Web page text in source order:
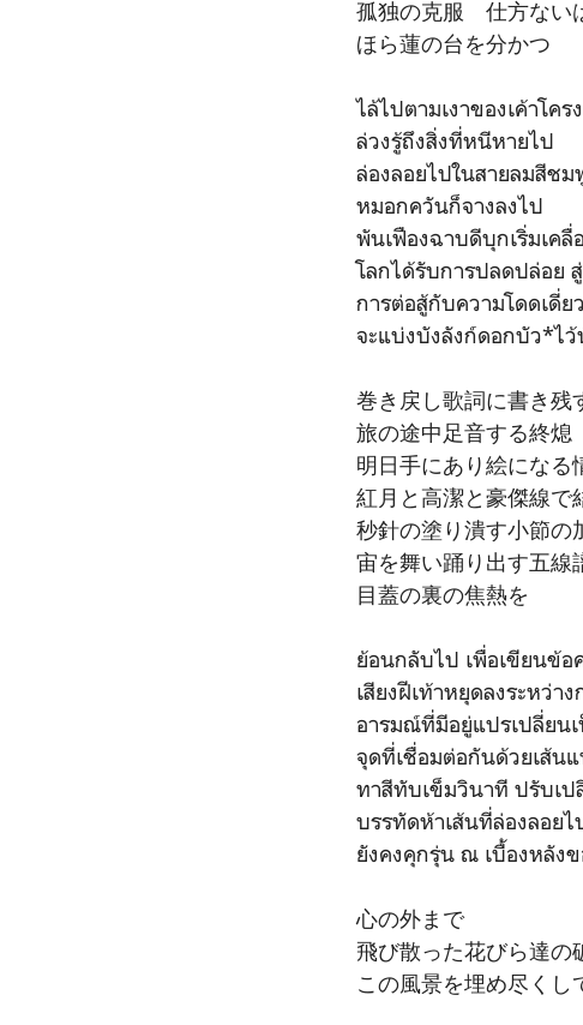
孤独の克服 仕方ない
ほら蓮の台を分かつ
ไล้ไปตามเงาของเค้าโ
ล่วงรู้ถึงสิ่งที่หนีหายไป
ล่องลอยไปในสายลมสีชม
หมอกควันก็จางลงไป
พันเฟืองฉาบดีบุกเริ่มเคลื่
โลกได้รับการปลดปล่อย
การต่อสู้กับความโดดเดี่ย
จะแบ่งบังลังก์ดอกบัว*ไ
巻き戻し歌詞に書き残
旅の途中足音する終熄
明日手にあり絵になる
紅月と高潔と豪傑線で
秒針の塗り潰す小節の
宙を舞い踊り出す五線
目蓋の裏の焦熱を
ย้อนกลับไป เพื่อเขียนข้อ
เสียงฝีเท้าหยุดลงระหว่าง
อารมณ์ที่มีอยู่แปรเปลี่ยน
จุดที่เชื่อมต่อกันด้วยเส้น
ทาสีทับเข็มวินาที ปรับเป
บรรทัดห้าเส้นที่ล่องลอยไ
ยังคงคุกรุ่น ณ เบื้องหลังข
心の外まで
飛び散った花びら達の
この風景を埋め尽くし